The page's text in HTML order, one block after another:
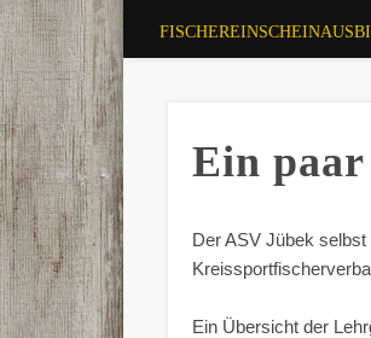
Ein
Der ASV Jübek
Ein Übersicht der